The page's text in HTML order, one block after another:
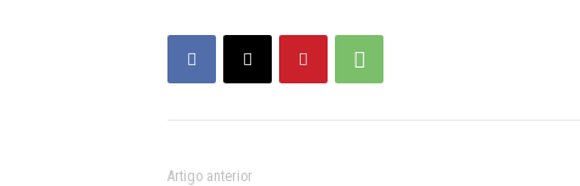
Artigo anterior